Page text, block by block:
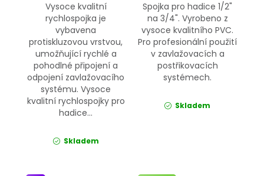
Vysoce kvalitní
rychlospojka je
vybavena
protiskluzovou vrstvou,
umožňující rychlé a
pohodlné připojení a
odpojení zavlažovacího
systému. Vysoce
kvalitní rychlospojky pro
hadice...
Skladem
Spojka pro hadice 1/2"
na 3/4". Vyrobeno z
vysoce kvalitního PVC.
Pro profesionální použití
v zavlažovacích a
postřikovacích
systémech.
Skladem